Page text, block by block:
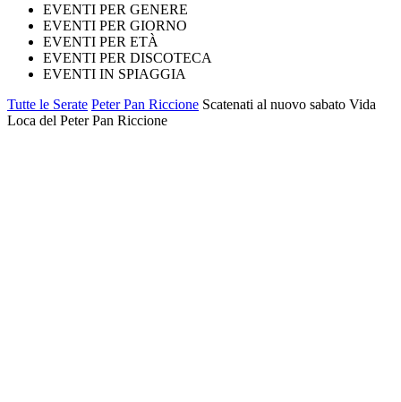
EVENTI PER GENERE
EVENTI PER GIORNO
EVENTI PER ETÀ
EVENTI PER DISCOTECA
EVENTI IN SPIAGGIA
Tutte le Serate Peter Pan Riccione Scatenati al nuovo sabato Vida
Loca del Peter Pan Riccione